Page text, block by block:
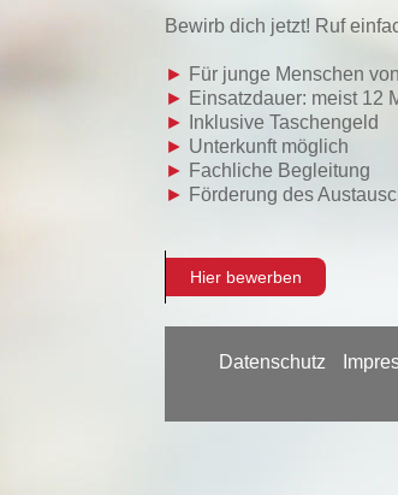
Bewirb dich jetzt! Ruf
► Für junge Menschen
► Einsatzdauer: meist 12
►
Inklusive Taschengeld
► Unterkunft möglich
► Fachliche Begleitung
► Förderung des
Hier bewerben
Datenschutz